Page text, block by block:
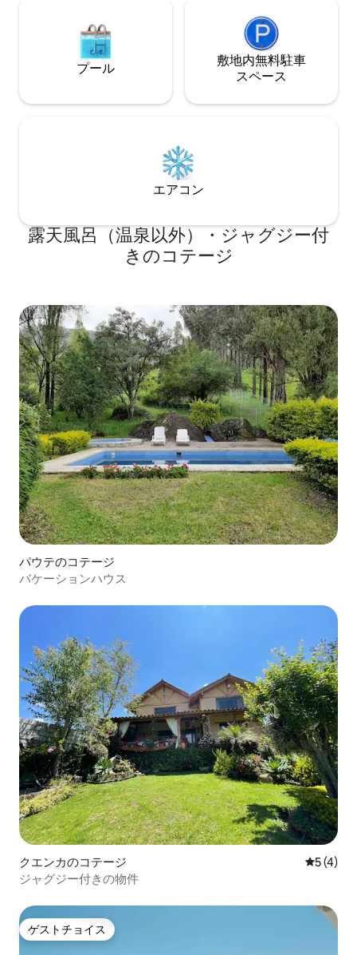
プール
敷地内無料駐⁠車
ス⁠ペ⁠ー⁠ス
エアコン
露天風呂（温泉以外）・ジャグジー付
きのコテージ
パウテのコテージ
バケーションハウス
クエンカのコテージ レビュー
5 (4)
ジャグジー付きの物件
ゲストチョイス
ゲストチョイス